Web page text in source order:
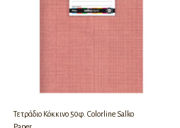
Τετράδιο Κόκκινο 50φ. Colorline Salko